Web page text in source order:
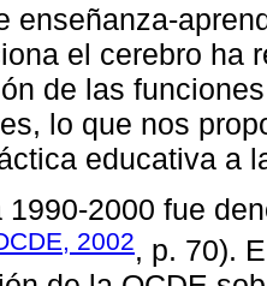
enseñanza-
el cerebro ha
de las
lo que nos
educativa a
1990-2000 fue
2002, p. 70).